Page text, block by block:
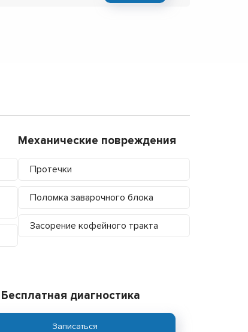
Механические повреждения
Протечки
Поломка заварочного блока
Засорение кофейного тракта
Бесплатная диагностика
Записаться